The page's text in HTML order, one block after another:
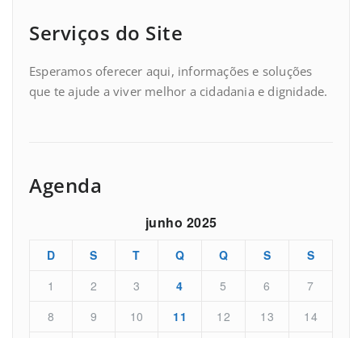
Serviços do Site
Esperamos oferecer aqui, informações e soluções
que te ajude a viver melhor a cidadania e dignidade.
Agenda
junho 2025
D S T Q Q S
S
1
2 3 4 5 6
7
8
9 10 11 12 13
14